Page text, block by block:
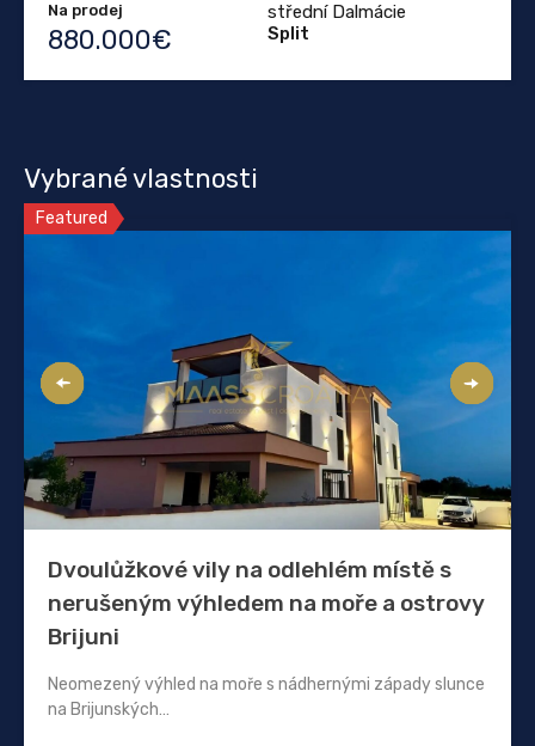
Na prodej
880.000€
střední Dalmácie
Split
Vybrané vlastnosti
Featured
Dvoulůžkové vily na odlehlém místě s
nerušeným výhledem na moře a ostrovy
Brijuni
Neomezený výhled na moře s nádhernými západy slunce
na Brijunských…